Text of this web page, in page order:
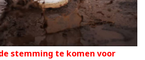
stemming te komen voor